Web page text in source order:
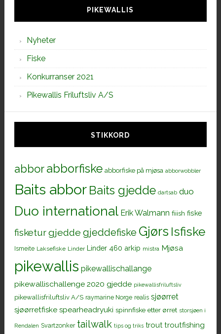
PIKEWALLIS
Nyheter
Fiske
Konkurranser 2021
Pikewallis Friluftsliv A/S
STIKKORD
abborabborfiske abborfiske på mjøsa abborwobbler
Baits abbor Baits gjedde dartsab duo
Duo international Erik Walmann fiiish fiske
fisketurgjedde gjeddefiske Gjørs Isfiske
Ismeite Laksefiske Linder Linder 460 arkip mistra Mjøsa
pikewallis pikewallischallange
pikewallischallenge 2020 gjedde pikewallisfriluftsliv
pikewallisfriluftsliv A/S raymarine Norge realis sjøørret
sjøørretfiske spearheadryuki spinnfiske etter ørret storsjøen i
Rendalen Svartzonker tailwalk tips og triks trout troutfishing